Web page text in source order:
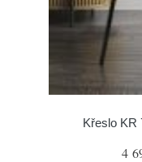
Křeslo KR
4